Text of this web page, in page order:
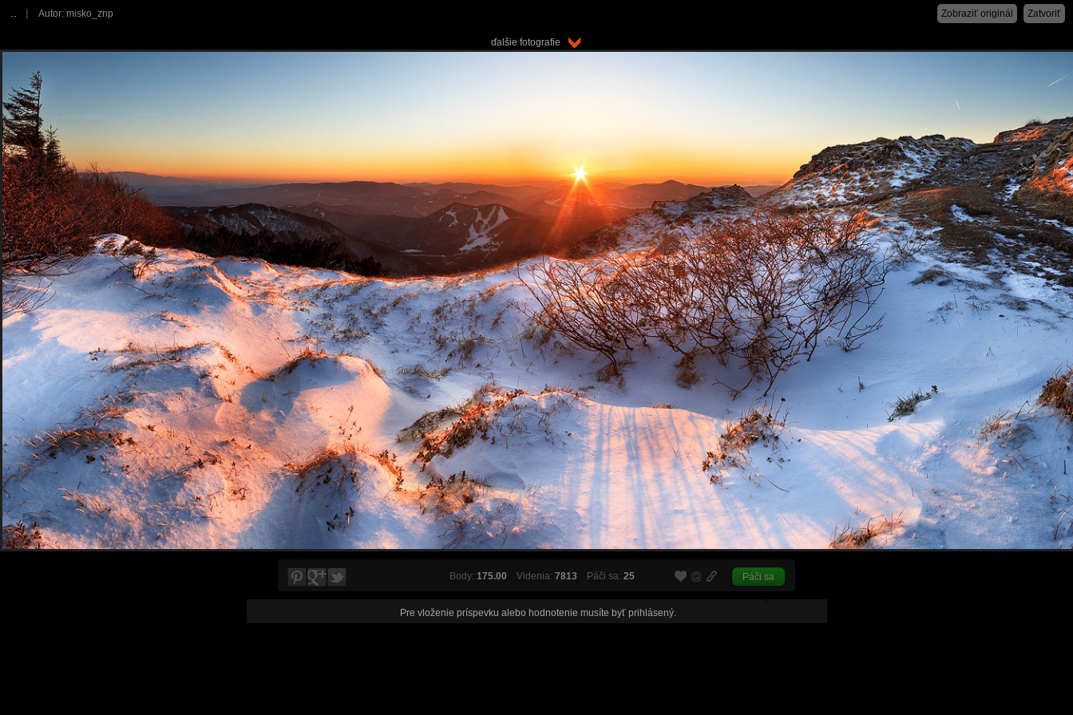
| Autor: misko_znp Zatvoriť
Zobraziť originál
ďalšie fotografie
Body: 175.00 Videnia: 7813 Páči sa: 25 Páči sa
Pre vloženie príspevku alebo hodnotenie musíte byť prihlásený.